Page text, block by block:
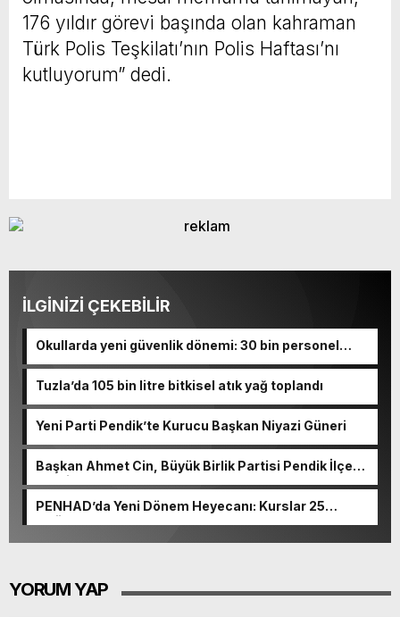
176 yıldır görevi başında olan kahraman
Türk Polis Teşkilatı’nın Polis Haftası’nı
kutluyorum” dedi.
İLGİNİZİ ÇEKEBİLİR
Okullarda yeni güvenlik dönemi: 30 bin personel
Tuzla’da 105 bin litre bitkisel atık yağ toplandı
Yeni Parti Pendik’te Kurucu Başkan Niyazi Güneri
Başkan Ahmet Cin, Büyük Birlik Partisi Pendik İlçe
Teşkilatı’nın Programına Katıldı
PENHAD’da Yeni Dönem Heyecanı: Kurslar 25
Eylül’de Başlıyor
YORUM YAP